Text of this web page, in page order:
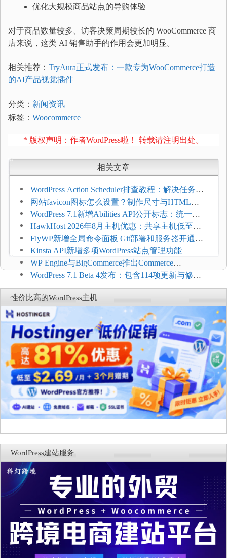
优化大规模商品站点的导购体验
对于商品数量较多、访客决策周期较长的 WooCommerce 商
店来说，这类 AI 销售助手的作用会更加明显。
相关推荐： TryAura正式发布：一款专为WooCommerce打造
的AI产品视觉插件
分类： 新闻资讯
标签： Woocommerce
* 版权声明：作者WordPress啦！ 转载请注明出处。
相关文章
WordPress Action Scheduler排查教程：解决任务积
压和订单延迟
网站favicon图标怎么设置？制作尺寸与HTML添
加方法
WordPress 7.1新增Abilities API公开标志：统一支
持REST API、MCP与AI代理
HawkHost 2026年8月主机优惠：共享主机低至
$2.61/月，高性能主机同步折扣
FlyWP新增全局命令面板 Git部署和服务器开通更
方便
Kinsta API新增多项WordPress站点管理功能
WP Engine与BigCommerce推出Commerce
Connect：WordPress商店可保留前台体验并扩展电
商能力
WordPress 7.1 Beta 4发布：包含114项更新与修
复，仅建议在测试环境体验
性价比高的WordPress主机
WordPress建站服务